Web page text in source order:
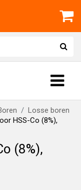
Losse boren
HSS-Co (8%),
(8%),